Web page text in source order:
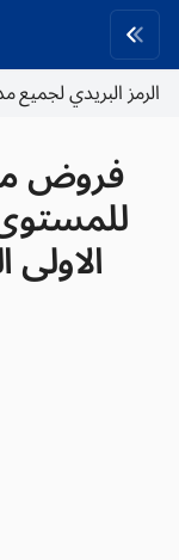
الرمز البريدي
فروض
للمستوى
الاولى